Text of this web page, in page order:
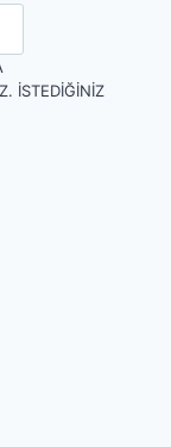
İSTEDIĞINIZ